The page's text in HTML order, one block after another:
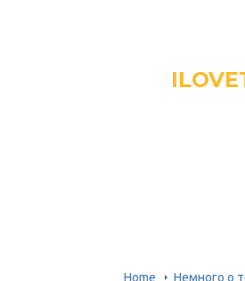
Home Немного о